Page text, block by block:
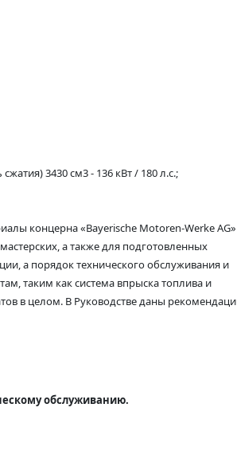
3430 см3 - 136 кВт / 180 л.с.;
концерна «Bayerische Motoren-Werke AG»
а также для подготовленных
а порядок технического обслуживания и
таким как система впрыска топлива и
в целом. В Руководстве даны
обслуживанию.